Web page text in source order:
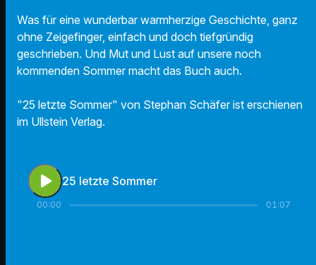
Was für eine wunderbar warmherzige Geschichte, ganz
ohne Zeigefinger, einfach und doch tiefgründig
geschrieben. Und Mut und Lust auf unsere noch
kommenden Sommer macht das Buch auch.
"25 letzte Sommer" von Stephan Schäfer ist erschienen
im Ullstein Verlag.
play_arrow 25 letzte Sommer
00:00 01:07